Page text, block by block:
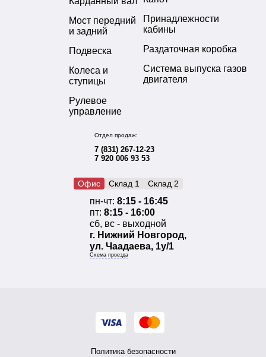
Мост передний
и задний
Подвеска
Колеса и
ступицы
Рулевое
управление
Принадлежности
кабины
Раздаточная коробка
Система выпуска газов
двигателя
Отдел продаж:
7 (831) 267-12-23
7 920 006 93 53
Офис Склад 1 Склад 2
пн-чт: 8:15 - 16:45
пт: 8:15 - 16:00
сб, вс - выходной
г. Нижний Новгород,
ул. Чаадаева, 1у/1
Схема проезда
Политика безопасности